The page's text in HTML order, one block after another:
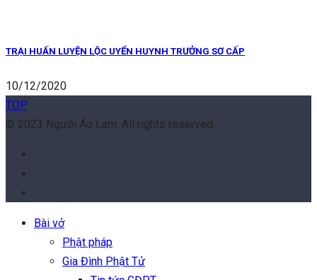
TRẠI HUẤN LUYỆN LỘC UYỂN HUYNH TRƯỞNG SƠ CẤP
10/12/2020
TOP
© 2023 Người Áo Lam. All rights reserved.
Bài vở
Phật pháp
Gia Đình Phật Tử